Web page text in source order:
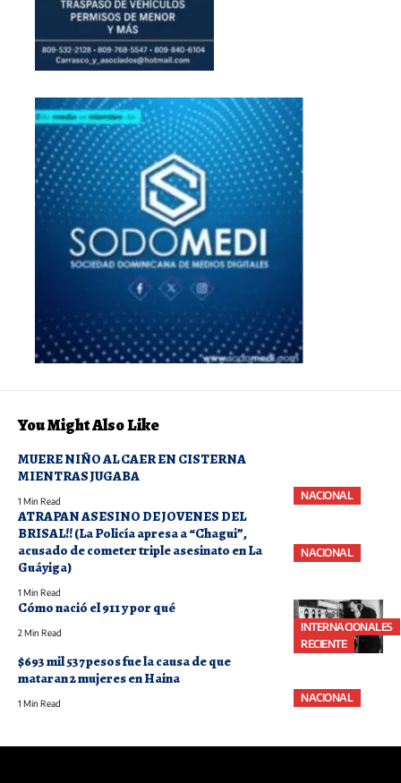
You Might Also Like
NACIONAL
MUERE NIÑO AL CAER EN CISTERNA
MIENTRAS JUGABA
1 Min Read
NACIONAL
ATRAPAN ASESINO DE JOVENES DEL
BRISAL!! (La Policía apresa a “Chagui”,
acusado de cometer triple asesinato en La
Guáyiga)
1 Min Read
INTERNACIONALES
RECIENTE
Cómo nació el 911 y por qué
2 Min Read
NACIONAL
$693 mil 537 pesos fue la causa de que
mataran 2 mujeres en Haina
1 Min Read